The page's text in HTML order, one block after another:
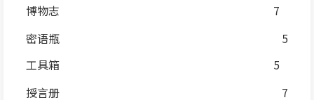
博物志
7
密语瓶
5
工具箱
5
授言册
7